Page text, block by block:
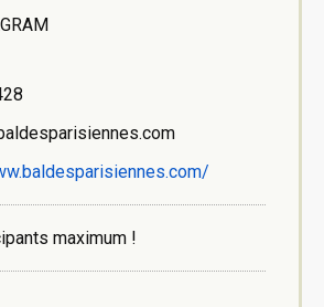
maximum !